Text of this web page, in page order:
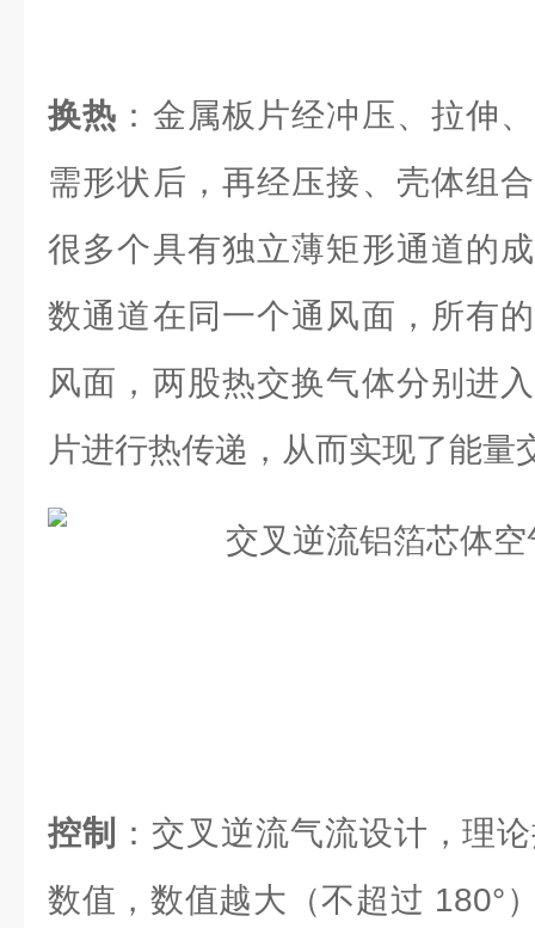
换热 ：金属板片经冲压、拉伸
需形状后，再经压接、壳体组
很多个具有独立薄矩形通道的
数通道在同一个通风面，所有
风面，两股热交换气体分别进
片进行热传递，从而实现了能量
控制
：交叉逆流气流设计，理
数值，数值越大（不超过 180°